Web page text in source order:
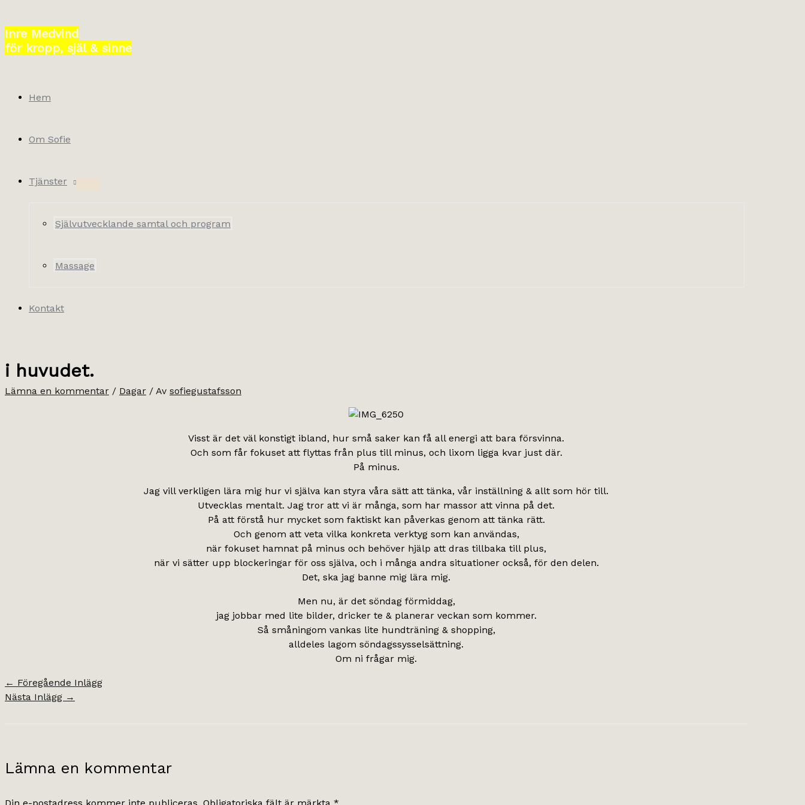
till
innehåll
Inre Medvind
för kropp, själ & sinne
Hem
Om Sofie
Tjänster
Självutvecklande samtal och program
Massage
Kontakt
i huvudet.
Lämna en kommentar / Dagar / Av sofiegustafsson
Visst är det väl konstigt ibland, hur små saker kan få all energi att bara försvinna.
Och som får fokuset att flyttas från plus till minus, och lixom ligga kvar just där.
På minus.
Jag vill verkligen lära mig hur vi själva kan styra våra sätt att tänka, vår inställning & allt som hör till.
Utvecklas mentalt. Jag tror att vi är många, som har massor att vinna på det.
På att förstå hur mycket som faktiskt kan påverkas genom att tänka rätt.
Och genom att veta vilka konkreta verktyg som kan användas,
när fokuset hamnat på minus och behöver hjälp att dras tillbaka till plus,
när vi sätter upp blockeringar för oss själva, och i många andra situationer också, för den delen.
Det, ska jag banne mig lära mig.
Men nu, är det söndag förmiddag,
jag jobbar med lite bilder, dricker te & planerar veckan som kommer.
Så småningom vankas lite hundträning & shopping,
alldeles lagom söndagssysselsättning.
Om ni frågar mig.
← Föregående Inlägg
Nästa Inlägg →
Lämna en kommentar